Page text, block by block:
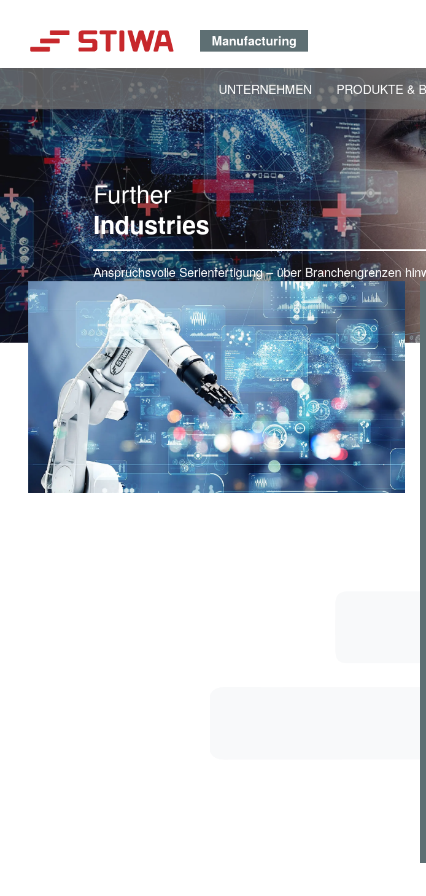
Manufacturing
UNTERNEHMEN PRODUKTE &
Search
Further
Industries
Anspruchsvolle Serienfertigung – über Branchengrenzen